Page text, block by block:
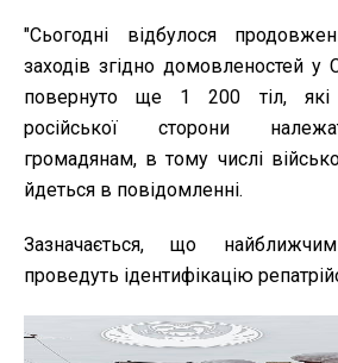
"Сьогодні відбулося
заходів згідно домовленостей у
повернуто ще 1 200 тіл,
російської сторони
громадянам, в тому числі
йдеться в повідомленні.
Зазначається, що
проведуть ідентифікацію